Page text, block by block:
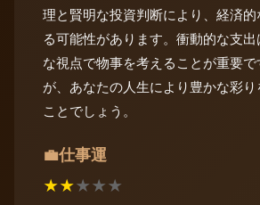
理と賢明な投資判断により、経済
る可能性があります。衝動的な支
な視点で物事を考えることが重要
が、あなたの人生により豊かな彩
ことでしょう。
💼仕事運
★★★★★